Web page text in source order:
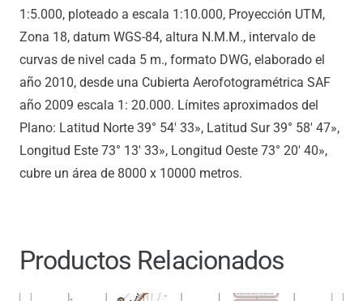
1:5.000, ploteado a escala 1:10.000, Proyección UTM,
Zona 18, datum WGS-84, altura N.M.M., intervalo de
curvas de nivel cada 5 m., formato DWG, elaborado el
año 2010, desde una Cubierta Aerofotogramétrica SAF
año 2009 escala 1: 20.000. Límites aproximados del
Plano: Latitud Norte 39° 54′ 33», Latitud Sur 39° 58′ 47»,
Longitud Este 73° 13′ 33», Longitud Oeste 73° 20′ 40»,
cubre un área de 8000 x 10000 metros.
Productos Relacionados